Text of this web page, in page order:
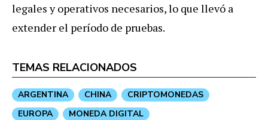
legales y operativos necesarios, lo que llevó a
extender el período de pruebas.
TEMAS RELACIONADOS
ARGENTINA CHINA
CRIPTOMONEDAS
EUROPA
MONEDA DIGITAL